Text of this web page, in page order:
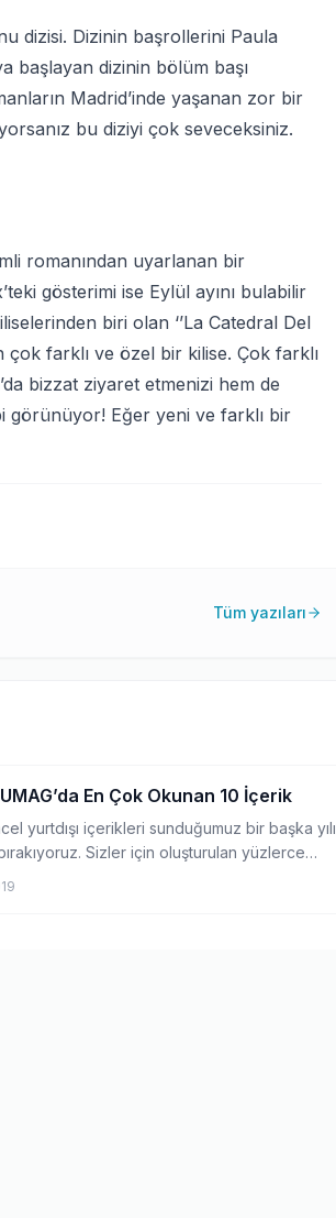
dizisi. Dizinin başrollerini Paula
başlayan dizinin bölüm başı
Madrid’inde yaşanan zor bir
bu diziyi çok seveceksiniz.
romanından uyarlanan bir
gösterimi ise Eylül ayını bulabilir
biri olan ‘’La Catedral Del
çok farklı ve özel bir kilise. Çok farklı
bizzat ziyaret etmenizi hem de
görünüyor! Eğer yeni ve farklı bir
Tüm yazıları
En Çok Okunan 10 İçerik
yurtdışı içerikleri sunduğumuz bir başka yılı
Sizler için oluşturulan yüzlerce